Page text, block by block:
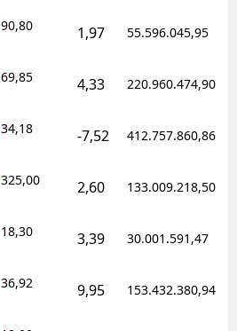
90,80 1,97 55.596.045,95
69,85 4,33 220.960.474,90
34,18 -7,52 412.757.860,86
325,00 2,60 133.009.218,50
18,30 3,39 30.001.591,47
36,92 9,95 153.432.380,94